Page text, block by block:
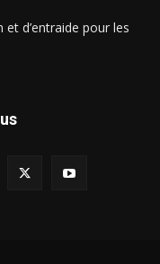
d’entraide pour les